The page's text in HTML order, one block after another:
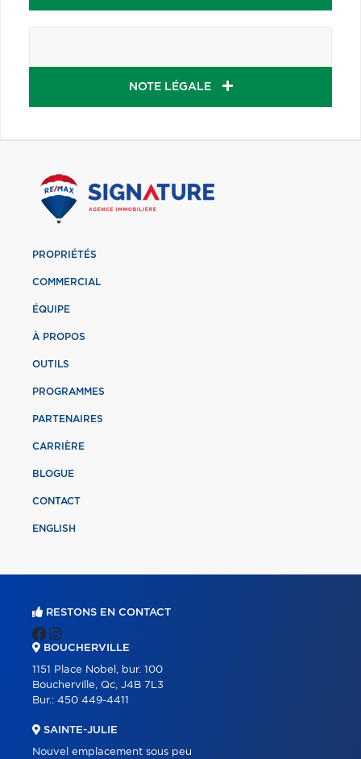
NOTE LÉGALE
PROPRIÉTÉS
COMMERCIAL
ÉQUIPE
À PROPOS
OUTILS
PROGRAMMES
PARTENAIRES
CARRIÈRE
BLOGUE
CONTACT
ENGLISH
RESTONS EN CONTACT
BOUCHERVILLE
1151 Place Nobel, bur. 100
Boucherville, Qc, J4B 7L3
Bur.: 450 449-4411
SAINTE-JULIE
Nouvel emplacement sous peu